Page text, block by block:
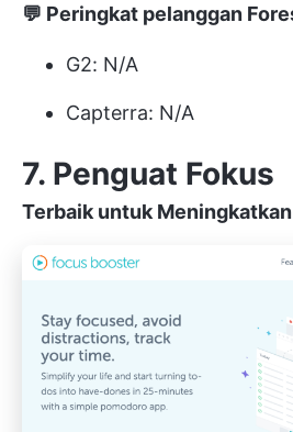
💬 Peringkat pelanggan
G2: N/A
Capterra: N/A
7. Penguat Fokus
Terbaik untuk